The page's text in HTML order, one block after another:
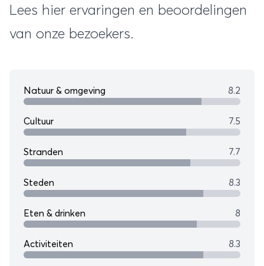
Lees hier ervaringen en beoordelingen
van onze bezoekers.
Natuur & omgeving 8.2
Cultuur 7.5
Stranden 7.7
Steden 8.3
Eten & drinken 8
Activiteiten 8.3